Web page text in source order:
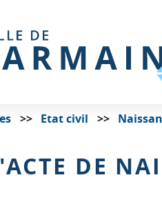
Etat civil
DE